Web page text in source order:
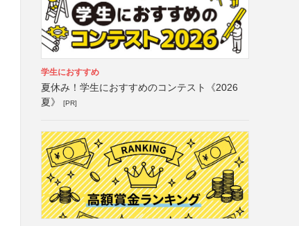
学生におすすめ
夏休み！学生におすすめのコンテスト《2026
夏》
[PR]